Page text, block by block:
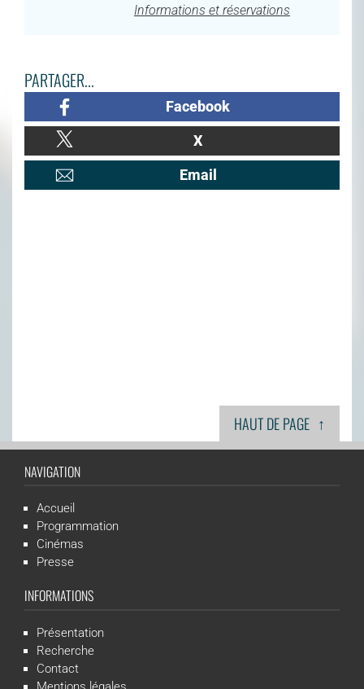
Informations et réservations
PARTAGER...
Facebook
X
Email
HAUT DE PAGE ↑
NAVIGATION
Accueil
Programmation
Cinémas
Presse
INFORMATIONS
Présentation
Recherche
Contact